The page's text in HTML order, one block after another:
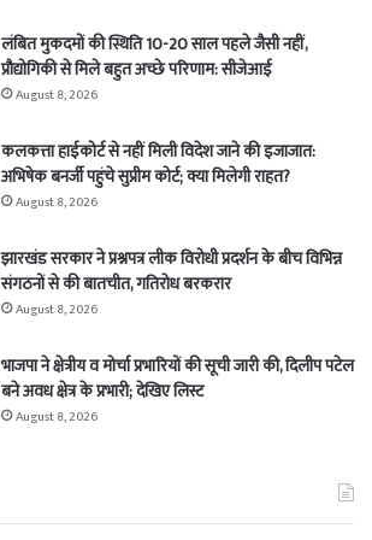
लंबित मुकदमों की स्थिति 10-20 साल पहले जैसी नहीं,
प्रौद्योगिकी से मिले बहुत अच्छे परिणाम: सीजेआई
August 8, 2026
कलकत्ता हाईकोर्ट से नहीं मिली विदेश जाने की इजाजात:
अभिषेक बनर्जी पहुंचे सुप्रीम कोर्ट; क्या मिलेगी राहत?
August 8, 2026
झारखंड सरकार ने प्रश्नपत्र लीक विरोधी प्रदर्शन के बीच विभिन्न
संगठनों से की बातचीत, गतिरोध बरकरार
August 8, 2026
भाजपा ने क्षेत्रीय व मोर्चा प्रभारियों की सूची जारी की, दिलीप पटेल
बने अवध क्षेत्र के प्रभारी; देखिए लिस्ट
August 8, 2026